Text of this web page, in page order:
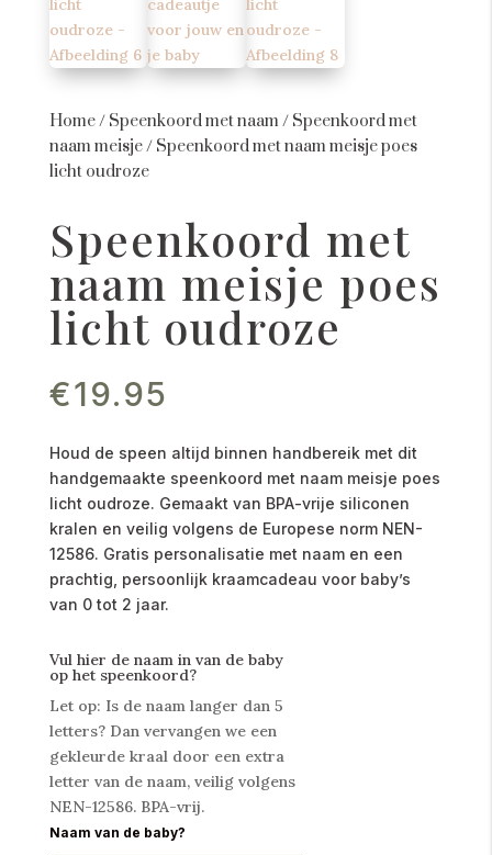
Home/ Speenkoord met naam/ Speenkoord met
naam meisje/ Speenkoord met naam meisje poes
licht oudroze
Speenkoord met
naam meisje poes
licht oudroze
€19.95
Houd de speen altijd binnen handbereik met dit
handgemaakte speenkoord met naam meisje poes
licht oudroze. Gemaakt van BPA-vrije siliconen
kralen en veilig volgens de Europese norm NEN-
12586. Gratis personalisatie met naam en een
prachtig, persoonlijk kraamcadeau voor baby’s
van 0 tot 2 jaar.
Vul hier de naam in van de baby
op het speenkoord?
Let op: Is de naam langer dan 5
letters? Dan vervangen we een
gekleurde kraal door een extra
letter van de naam, veilig volgens
NEN-12586. BPA-vrij.
Naam van de baby?